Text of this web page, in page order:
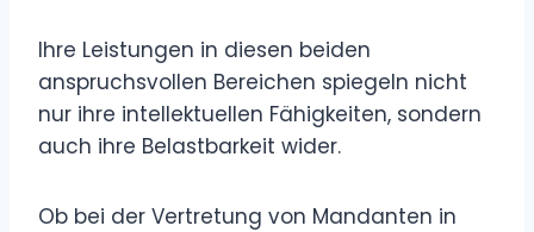
Ihre Leistungen in diesen beiden
anspruchsvollen Bereichen spiegeln nicht
nur ihre intellektuellen Fähigkeiten, sondern
auch ihre Belastbarkeit wider.
Ob bei der Vertretung von Mandanten in